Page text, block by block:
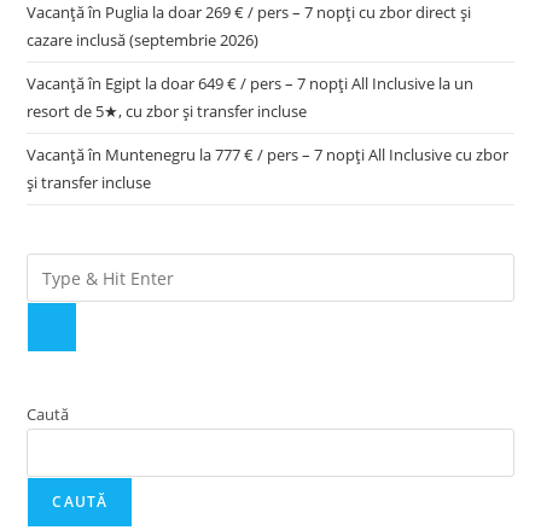
Vacanță în Puglia la doar 269 € / pers – 7 nopți cu zbor direct și
cazare inclusă (septembrie 2026)
Vacanță în Egipt la doar 649 € / pers – 7 nopți All Inclusive la un
resort de 5★, cu zbor și transfer incluse
Vacanță în Muntenegru la 777 € / pers – 7 nopți All Inclusive cu zbor
și transfer incluse
Caută
CAUTĂ